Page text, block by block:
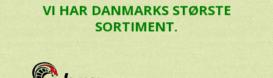
VI HAR DANMARKS STØRSTE
SORTIMENT.